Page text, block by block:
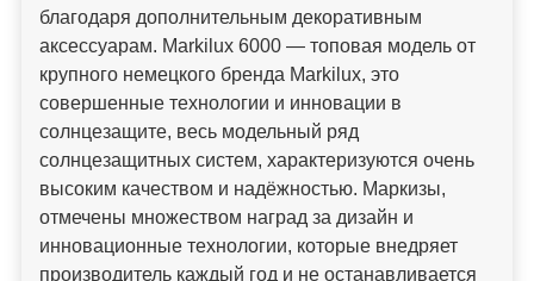
благодаря дополнительным декоративным
аксессуарам. Markilux 6000 — топовая модель от
крупного немецкого бренда Markilux, это
совершенные технологии и инновации в
солнцезащите, весь модельный ряд
солнцезащитных систем, характеризуются очень
высоким качеством и надёжностью. Маркизы,
отмечены множеством наград за дизайн и
инновационные технологии, которые внедряет
производитель каждый год и не останавливается